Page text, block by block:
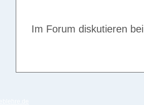
Im Forum diskutieren